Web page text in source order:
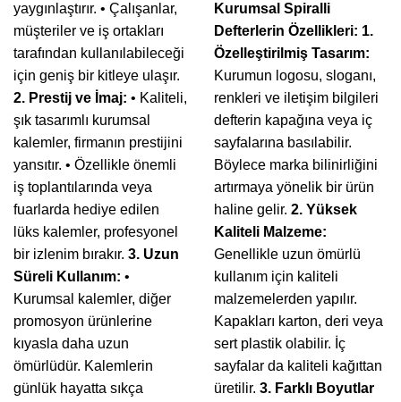
yaygınlaştırır. • Çalışanlar,
müşteriler ve iş ortakları
tarafından kullanılabileceği
için geniş bir kitleye ulaşır.
2. Prestij ve İmaj: • Kaliteli,
şık tasarımlı kurumsal
kalemler, firmanın prestijini
yansıtır. • Özellikle önemli
iş toplantılarında veya
fuarlarda hediye edilen
lüks kalemler, profesyonel
bir izlenim bırakır. 3. Uzun
Süreli Kullanım: •
Kurumsal kalemler, diğer
promosyon ürünlerine
kıyasla daha uzun
ömürlüdür. Kalemlerin
günlük hayatta sıkça
Kurumsal Spiralli
Defterlerin Özellikleri: 1.
Özelleştirilmiş Tasarım:
Kurumun logosu, sloganı,
renkleri ve iletişim bilgileri
defterin kapağına veya iç
sayfalarına basılabilir.
Böylece marka bilinirliğini
artırmaya yönelik bir ürün
haline gelir. 2. Yüksek
Kaliteli Malzeme:
Genellikle uzun ömürlü
kullanım için kaliteli
malzemelerden yapılır.
Kapakları karton, deri veya
sert plastik olabilir. İç
sayfalar da kaliteli kağıttan
üretilir. 3. Farklı Boyutlar